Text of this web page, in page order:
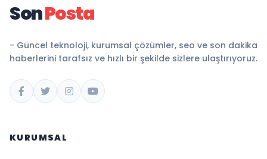
SonPosta
- Güncel teknoloji, kurumsal çözümler, seo ve son dakika
haberlerini tarafsız ve hızlı bir şekilde sizlere ulaştırıyoruz.
KURUMSAL